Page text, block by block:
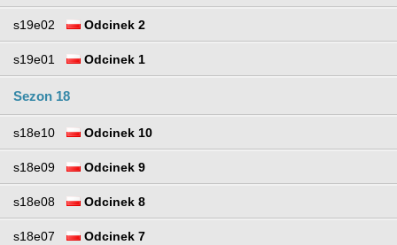
s19e02 Odcinek 2
s19e01 Odcinek 1
Sezon 18
s18e10 Odcinek 10
s18e09 Odcinek 9
s18e08 Odcinek 8
s18e07 Odcinek 7